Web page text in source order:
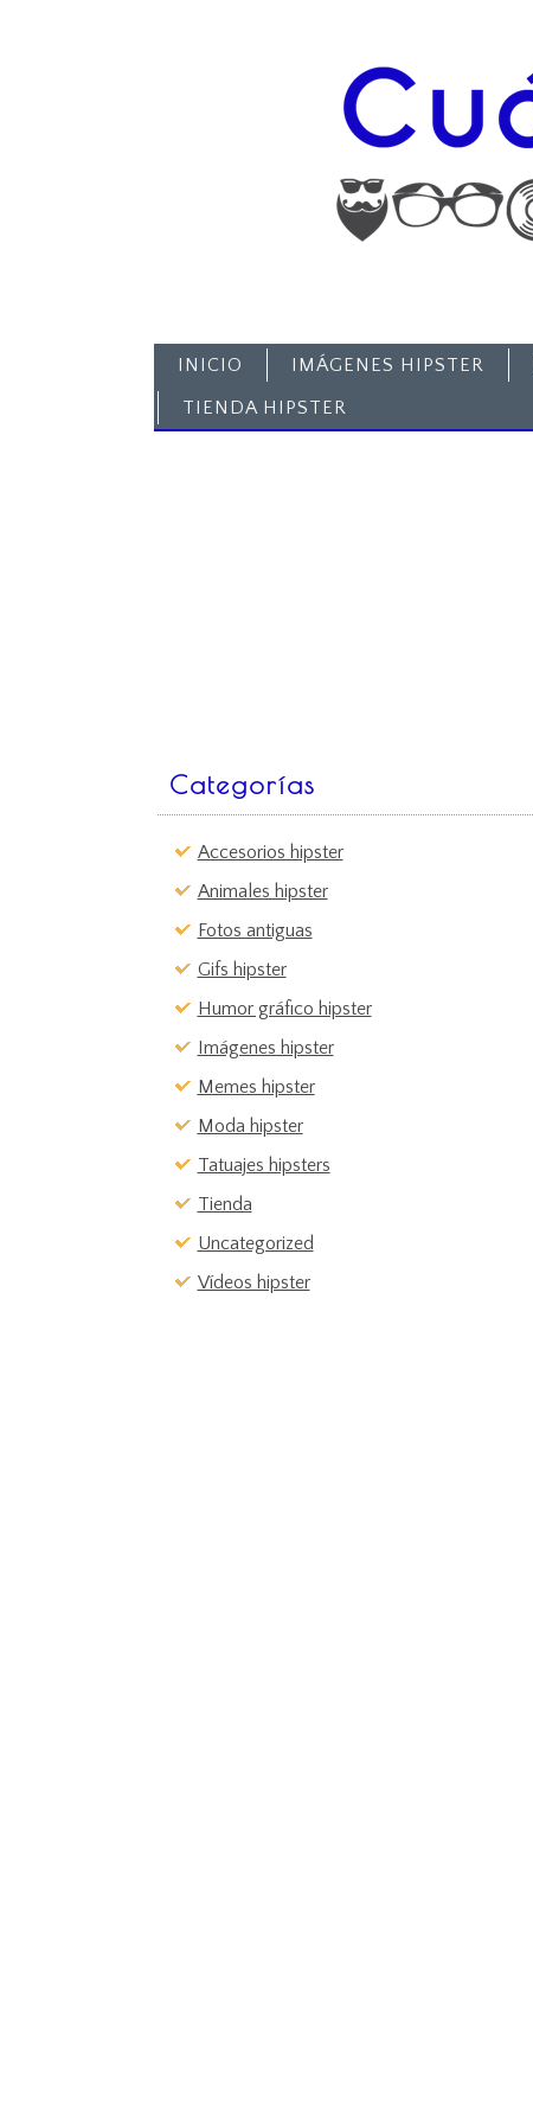
INICIO IMÁGENES HIPSTER
TIENDA HIPSTER
Categorías
Accesorios hipster
Animales hipster
Fotos antiguas
Gifs hipster
Humor gráfico hipster
Imágenes hipster
Memes hipster
Moda hipster
Tatuajes hipsters
Tienda
Uncategorized
Vídeos hipster